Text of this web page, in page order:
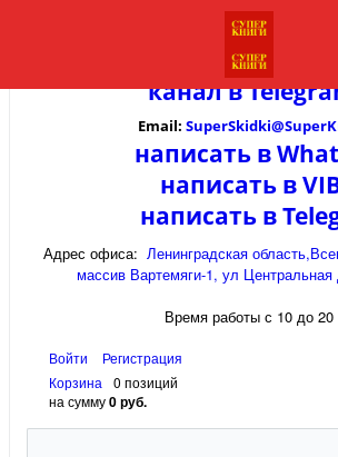
канал в
Email:
написать в
написать в
написать в
Адрес офиса: Ленинградская
массив Вартемяги-1, ул
Время работы с 10 до 20
Войти
Регистрация
Корзина
0 позиций
на сумму0 руб.